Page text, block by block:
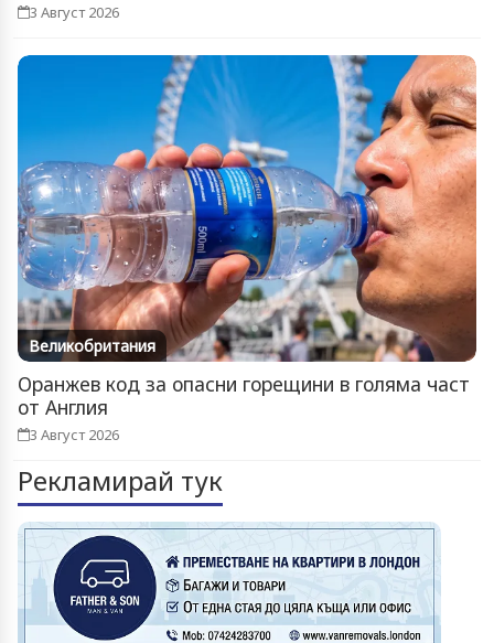
3 Август 2026
Великобритания
Оранжев код за опасни горещини в голяма част
от Англия
3 Август 2026
Рекламирай тук